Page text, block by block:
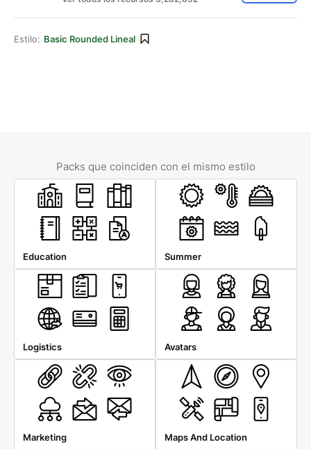
Estilo: Basic Rounded Lineal
Packs que coinciden con el mismo estilo
Education Summer
Logistics Avatars
Marketing Maps And Location